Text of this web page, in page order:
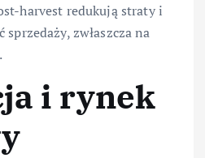
harvest redukują straty i
sprzedaży, zwłaszcza na
i rynek